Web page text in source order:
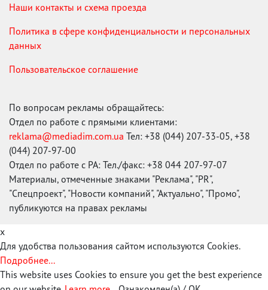
Наши контакты и схема проезда
Политика в сфере конфиденциальности и персональных
данных
Пользовательское соглашение
По вопросам рекламы обращайтесь:
Отдел по работе с прямыми клиентами:
reklama@mediadim.com.ua Тел: +38 (044) 207-33-05, +38
(044) 207-97-00
Отдел по работе с РА: Тел./факс: +38 044 207-97-07
Материалы, отмеченные знаками "Реклама", "PR",
"Спецпроект", "Новости компаний", "Актуально", "Промо",
публикуются на правах рекламы
x
Для удобства пользования сайтом используются Cookies.
Подробнее...
This website uses Cookies to ensure you get the best experience